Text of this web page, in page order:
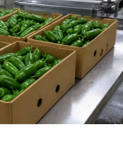
apresentaram
para um resultado
sobre agricultura,
do tempo
siga o
boi gordo